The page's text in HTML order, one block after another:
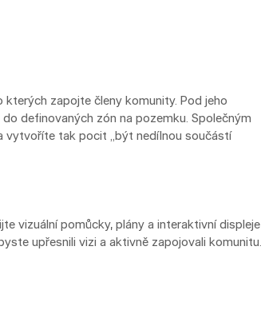
zapojte členy komunity. Pod jeho
definovaných zón na pozemku. Společným
vytvoříte tak pocit „být nedílnou součástí
vizuální pomůcky, plány a interaktivní displeje
upřesnili vizi a aktivně zapojovali komunitu.